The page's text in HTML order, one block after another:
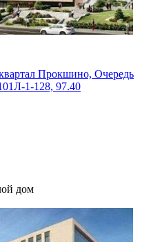
Прокшино, Очередь
1-128, 97.40
дом